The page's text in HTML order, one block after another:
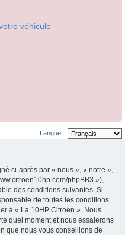
véhicule
Langue :
ci-après par « nous », « notre »,
phpBB3 »),
des conditions suivantes. Si
de toutes les conditions
à « La 10HP Citroën ». Nous
quel moment et nous essaierons
que nous vous conseillons de